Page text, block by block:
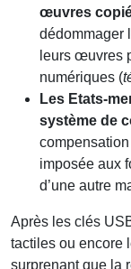
œuvres
dédommager
leurs œuvres
numériques (
Les Etats-
système de
imposée aux
d’une autre
Après les clés
tactiles ou encore
surprenant que la